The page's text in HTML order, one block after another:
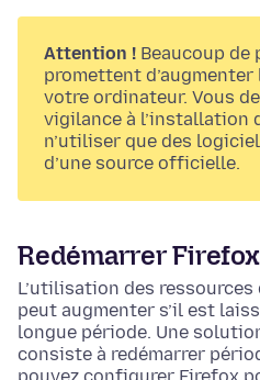
Attention ! Beaucoup de
promettent
votre ordinateur. Vous
vigilance à l’installation
n’utiliser que des
d’une source officielle.
Redémarrer Firefox
L’utilisation des
peut augmenter s’il est
longue période. Une
consiste à redémarrer